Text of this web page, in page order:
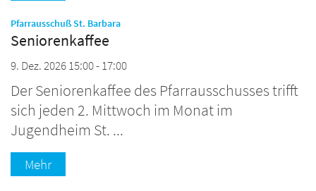
Pfarrausschuß St. Barbara:
Seniorenkaffee
9. Dez. 2026 15:00 - 17:00
Der Seniorenkaffee des Pfarrausschusses trifft
sich jeden 2. Mittwoch im Monat im
Jugendheim St. ...
Mehr